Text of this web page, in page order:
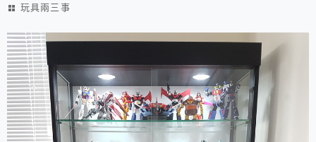
玩具兩三事